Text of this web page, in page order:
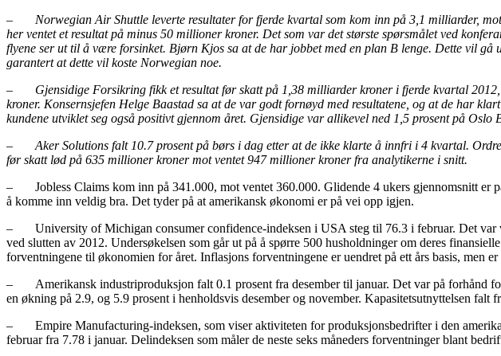
– Norwegian Air Shuttle leverte resultater for fjerde kvartal som kom inn på 3,1 milliarder,
her ventet et resultat på minus 50 millioner kroner. Det som var det største spørsmålet ved
flyene ser ut til å være forsinket. Bjørn Kjos sa at de har jobbet med en plan B lenge. Dette vil
garantert at dette vil koste Norwegian noe.
– Gjensidige Forsikring fikk et resultat før skatt på 1,38 milliarder kroner i fjerde kvartal
kroner. Konsernsjefen Helge Baastad sa at de var godt fornøyd med resultatene, og at de har
kundene utviklet seg også positivt gjennom året. Gjensidige var allikevel ned 1,5 prosent på Oslo
– Aker Solutions falt 10.7 prosent på børs i dag etter at de ikke klarte å innfri i 4 kvartal.
før skatt lød på 635 millioner kroner mot ventet 947 millioner kroner fra analytikerne i snitt.
– Jobless Claims kom inn på 341.000, mot ventet 360.000. Glidende 4 ukers gjennomsnitt er
å komme inn veldig bra. Det tyder på at amerikansk økonomi er på vei opp igjen.
– University of Michigan consumer confidence-indeksen i USA steg til 76.3 i februar. Det var
ved slutten av 2012. Undersøkelsen som går ut på å spørre 500 husholdninger om deres
forventningene til økonomien for året. Inflasjons forventningene er uendret på ett års basis, men
– Amerikansk industriproduksjon falt 0.1 prosent fra desember til januar. Det var på forhånd
en økning på 2.9, og 5.9 prosent i henholdsvis desember og november. Kapasitetsutnyttelsen falt
– Empire Manufacturing-indeksen, som viser aktiviteten for produksjonsbedrifter i den
februar fra 7.78 i januar. Delindeksen som måler de neste seks måneders forventninger blant